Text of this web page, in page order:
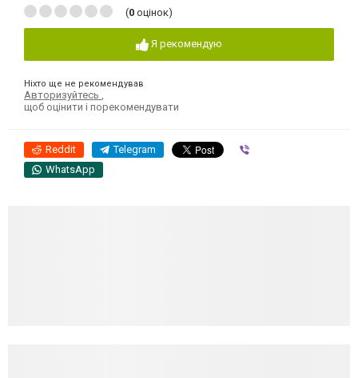
(0 оцінок)
Я рекомендую
Ніхто ще не рекомендував
Авторизуйтесь
щоб оцінити і порекомендувати
Reddit Telegram
WhatsApp